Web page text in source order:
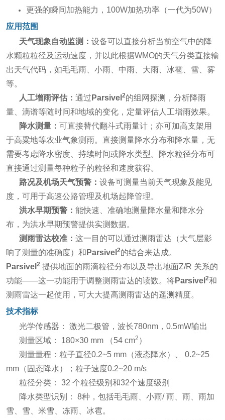
更强的瞬间加热能力，100W加热功率（一代为50W）
应用范围
天气现象自动监测： 设备可以直接分析当前空气中的降
水颗粒粒径及运动速度，并以此根据WMO的天气分类直接输
出天气代码，如毛毛雨、小雨、中雨、大雨、冰雹、雪、雾
等。
人工增雨评估： 通过 Parsivel 2的组网探测，分析降雨
量、滴谱等随时间和地域的变化，定量评估人工增雨效果。
降水测量： 可直接替代翻斗式雨量计；亦可加高支架用
于高粱地等农业气象测雨。直接测量降水分布和降水量，无
需要考虑降水密度、持续时间或降水类型。降水粒径分布可
直接通过测量每种粒子的粒径和速度获得。
路况及机场天气预警 ： 设备可测量当前天气现象及能见
度，可用于高速公路管理及机场起降管理。
洪水早期预警： 能快速、准确地测量降水量和降水分
布，为洪水早期预警提供实测数据。
测雨雷达校准 ： 这一目的可以通过测雨雷达（大气层影
响了测量的准确度）和 Parsivel 2的结合来达成。
Parsivel 2 提供地面的雨滴粒径分布以及导出地面Z/R 关系的
功能——这一功能用于调整测雨雷达的读数。将Parsivel 2和
测雨雷达一起使用，可大大提高测雨雷达的遥测精度。
技术指标
光学传感器： 激光二极管，波长780nm，0.5mW输出
测量区域： 180×30 mm （54 cm2 ）
测量量程：粒子直径0.2~5 mm（液态降水）、 0.2~25
mm（固态降水）；粒子速度0.2~20 m/s
粒径分类： 32 个粒径级别和32个速度级别
降水类型识别： 8种，包括毛毛雨、小雨/ 雨、雨、雨加
雪、雪、米雪、冻雨、冰雹。